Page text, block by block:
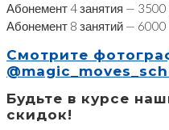
Абонемент 4 занятия — 3500
Абонемент 8 занятий — 6000
Смотрите
Будьте в курсе
скидок!